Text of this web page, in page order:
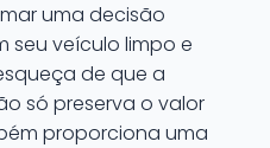
uma decisão
seu veículo limpo e
de que a
só preserva o valor
proporciona uma